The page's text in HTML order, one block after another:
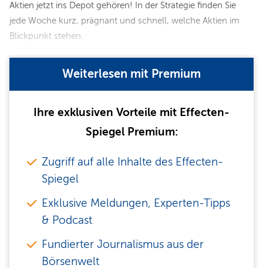
Aktien jetzt ins Depot gehören! In der Strategie finden Sie
jede Woche kurz, prägnant und schnell, welche Aktien im
Blickpunkt stehen.​​​​​​
Weiterlesen mit Premium
Ihre exklusiven Vorteile mit Effecten-
Spiegel Premium:
Zugriff auf alle Inhalte des Effecten-
Spiegel
Exklusive Meldungen, Experten-Tipps
& Podcast
Fundierter Journalismus aus der
Börsenwelt